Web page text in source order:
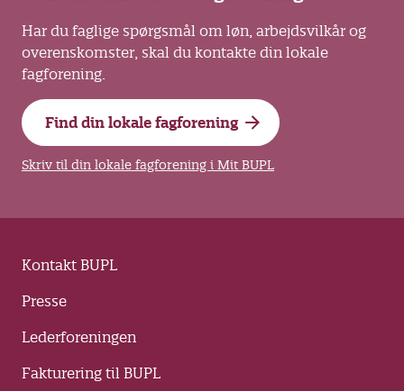
Har du faglige spørgsmål om løn, arbejdsvilkår og
overenskomster, skal du kontakte din lokale
fagforening.
Find din lokale fagforening
Skriv til din lokale fagforening i Mit BUPL
Kontakt BUPL
Presse
Lederforeningen
Fakturering til BUPL